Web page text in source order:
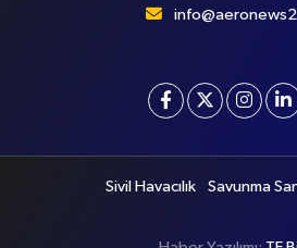
Sivil Havacılık Savunma